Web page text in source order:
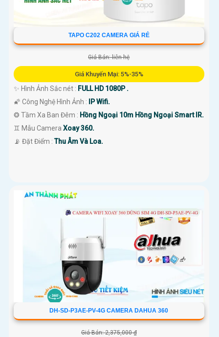
TAPO C202 CAMERA GIÁ RẺ
Giá Bán: liên hệ
Giá Khuyến Mại: 5%-35%
✨ Hình Ảnh Sắc nét : FULL HD 1080P .
🌠 Công Nghệ Hình Ảnh :
IP Wifi.
❂ Tầm Xa Ban Đêm : Hồng Ngoại 10m Hồng Ngoại Smart IR.
♊ Mẫu Camera Xoay 360.
️📡 Đặt Điểm :Thu Âm Và Loa.
DH-SD-P3AE-PV-4G CAMERA DAHUA 360
Giá Bán: 2,375,000 ₫